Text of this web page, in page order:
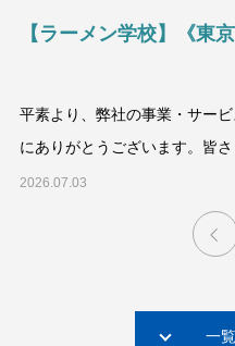
【ラーメン学校】《東
平素より、弊社の事業・サー
にありがとうございます。皆
す、
2026.07.03
一